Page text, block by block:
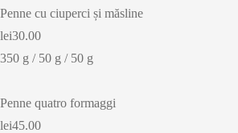
Penne cu ciuperci și măsline
lei30.00
350 g / 50 g / 50 g
Penne quatro formaggi
lei45.00